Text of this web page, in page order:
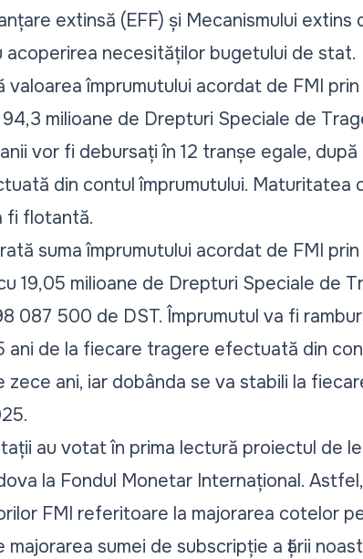
extinsă (EFF) și Mecanismului extins
necesităților bugetului de stat.
împrumutului acordat de FMI
milioane de Drepturi Speciale de
vor fi debursați în 12 tranșe egale,
din contul împrumutului. Maturitatea
fi flotantă.
suma împrumutului acordat de FMI
19,05 milioane de Drepturi Speciale de
087 500 de DST. Împrumutul va fi
ani de la fiecare tragere efectuată din
zece ani, iar dobânda se va stabili la
au votat în prima lectură proiectul de
la Fondul Monetar Internațional.
FMI referitoare la majorarea cotelor
sumei de subscripție a țării